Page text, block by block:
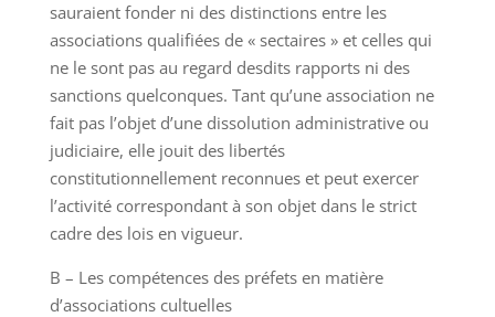
sauraient fonder ni des distinctions entre les
associations qualifiées de « sectaires » et celles qui
ne le sont pas au regard desdits rapports ni des
sanctions quelconques. Tant qu’une association ne
fait pas l’objet d’une dissolution administrative ou
judiciaire, elle jouit des libertés
constitutionnellement reconnues et peut exercer
l’activité correspondant à son objet dans le strict
cadre des lois en vigueur.
B – Les compétences des préfets en matière
d’associations cultuelles